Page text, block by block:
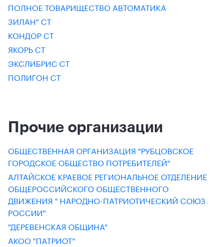
ПОЛНОЕ ТОВАРИЩЕСТВО АВТОМАТИКА
ЗИЛАН" СТ
КОНДОР СТ
ЯКОРЬ СТ
ЭКСЛИБРИС СТ
ПОЛИГОН СТ
Прочие организации
ОБЩЕСТВЕННАЯ ОРГАНИЗАЦИЯ "РУБЦОВСКОЕ
ГОРОДСКОЕ ОБЩЕСТВО ПОТРЕБИТЕЛЕЙ"
АЛТАЙСКОЕ КРАЕВОЕ РЕГИОНАЛЬНОЕ ОТДЕЛЕНИЕ
ОБЩЕРОССИЙСКОГО ОБЩЕСТВЕННОГО
ДВИЖЕНИЯ " НАРОДНО-ПАТРИОТИЧЕСКИЙ СОЮЗ
РОССИИ"
"ДЕРЕВЕНСКАЯ ОБЩИНА"
АКОО "ПАТРИОТ"